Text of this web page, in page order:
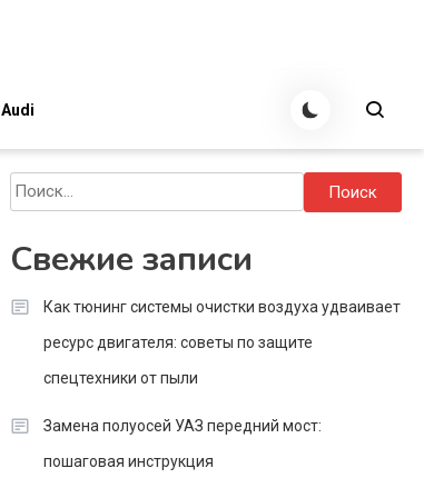
Audi
Найти:
Свежие записи
Как тюнинг системы очистки воздуха удваивает
ресурс двигателя: советы по защите
спецтехники от пыли
Замена полуосей УАЗ передний мост:
пошаговая инструкция